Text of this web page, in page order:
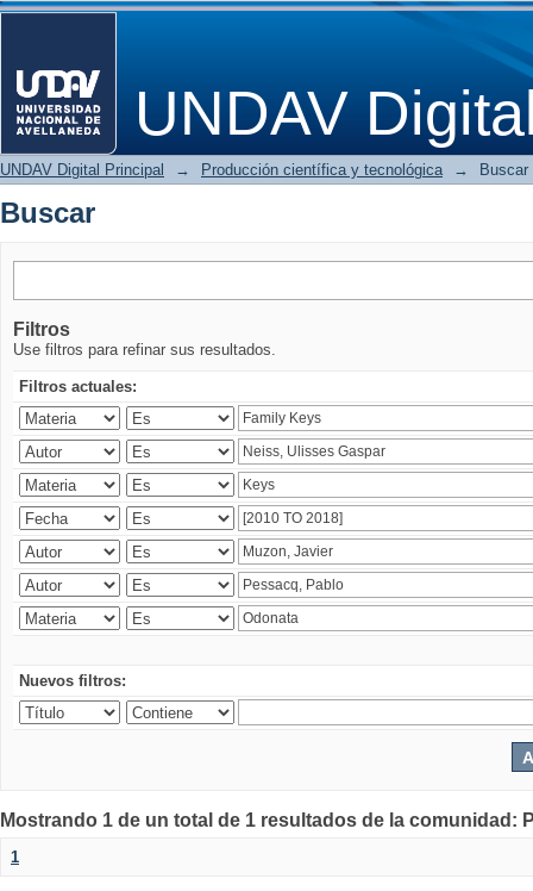
UNDAV
Buscar
UNDAV Digital Principal → Producción científica y tecnológica → Buscar
Buscar
Filtros
Use filtros para refinar sus resultados.
Filtros actuales:
Nuevos filtros:
Mostrando 1 de un total de 1 resultados de la
1